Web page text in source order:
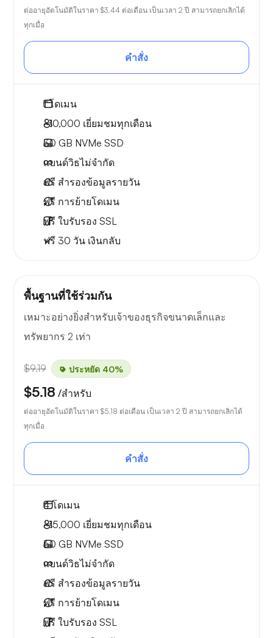
ต่ออายุอัตโนมัติในราคา $3.44 ต่อเดือน เป็นเวลา 2 ปี สามารถยกเลิกได้
ทุกเมื่อ
คำสั่ง
1โดเมน
~10,000 เยี่ยมชมทุกเดือน
30 GB NVMe SSD
แบนด์วิธไม่จำกัด
ฟรี สำรองข้อมูลรายวัน
ฟรี การย้ายโดเมน
ฟรี ใบรับรอง SSL
ฟรี 30 วัน เงินกลับ
พื้นฐานที่ใช้ร่วมกัน
เหมาะอย่างยิ่งสำหรับเจ้าของธุรกิจขนาดเล็กและ
ทรัพยากร 2 เท่า
$9.19 ประหยัด 40%
$5.18 /สำหรับ
ต่ออายุอัตโนมัติในราคา $5.18 ต่อเดือน เป็นเวลา 2 ปี สามารถยกเลิกได้
ทุกเมื่อ
คำสั่ง
4โดเมน
~15,000 เยี่ยมชมทุกเดือน
60 GB NVMe SSD
แบนด์วิธไม่จำกัด
ฟรี สำรองข้อมูลรายวัน
ฟรี การย้ายโดเมน
ฟรี ใบรับรอง SSL